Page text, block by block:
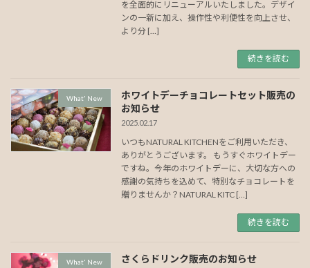
を全面的にリニューアルいたしました。デザイ
ンの一新に加え、操作性や利便性を向上させ、
より分 […]
続きを読む
What' New
ホワイトデーチョコレートセット販売の
お知らせ
2025.02.17
いつもNATURAL KITCHENをご利用いただき、
ありがとうございます。 もうすぐホワイトデー
ですね。今年のホワイトデーに、大切な方への
感謝の気持ちを込めて、特別なチョコレートを
贈りませんか？NATURAL KITC […]
続きを読む
What' New さくらドリンク販売のお知らせ